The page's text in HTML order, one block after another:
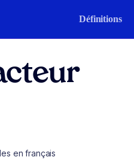
Définitions
en français